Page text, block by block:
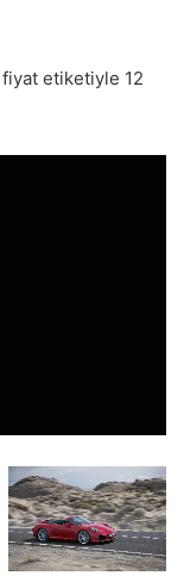
fiyat etiketiyle 12